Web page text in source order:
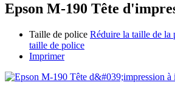
Epson M-190 Tête
Taille de police Réduire la taille de la
taille de police
Imprimer